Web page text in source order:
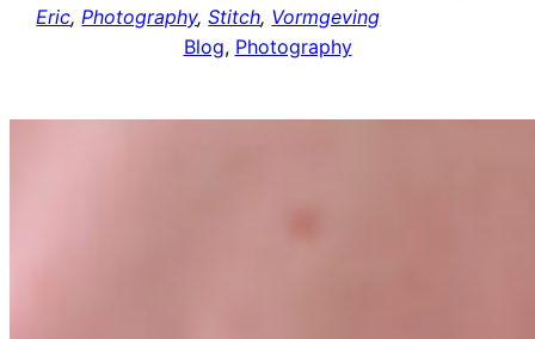
Eric, Photography, Stitch, Vormgeving
Blog, Photography